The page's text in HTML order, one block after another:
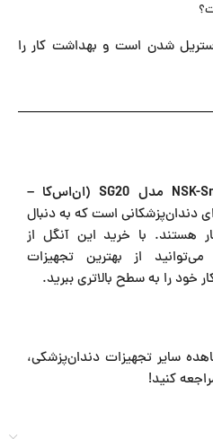
شدن است و بهداشت کار را
آنگل ایمپلنت ۱ به ۲۰ NSK-Smax مدل SG20 (ان‌اس‌کا –
دندان‌پزشکانی است که به دنبال
هستند. با خرید این آنگل از
می‌توانید از بهترین تجهیزات
خود را به سطح بالاتری ببرید.
سایر تجهیزات دندان‌پزشکی،